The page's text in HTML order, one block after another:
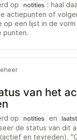
op notities : haal
actiepunten of
op een lijst in de vorm
punten.
van het
op notities en
de status van dit
en tevreden),